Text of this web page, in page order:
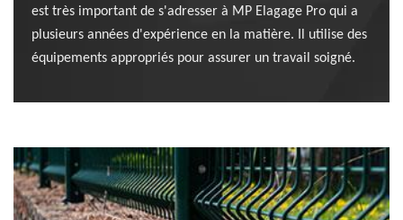
est très important de s'adresser à MP Elagage Pro qui a
plusieurs années d'expérience en la matière. Il utilise des
équipements appropriés pour assurer un travail soigné.